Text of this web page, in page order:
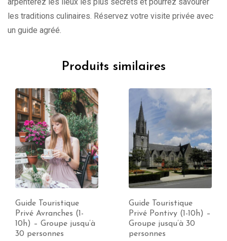
les traditions culinaires. Réservez votre visite privée avec
un guide agréé.
Produits similaires
Guide Touristique
Privé Avranches (1-
10h) – Groupe jusqu’à
30 personnes
Guide Touristique
Privé Pontivy (1-10h) –
Groupe jusqu’à 30
personnes